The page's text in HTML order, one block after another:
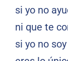
si yo no
ni que te
si yo no